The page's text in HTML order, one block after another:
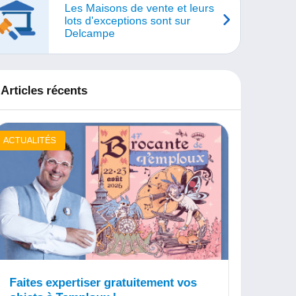
Les Maisons de vente et leurs
lots d'exceptions sont sur
Delcampe
Articles récents
ACTUALITÉS
Faites expertiser gratuitement vos